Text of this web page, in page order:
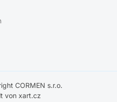
CORMEN s.r.o.
von xart.cz